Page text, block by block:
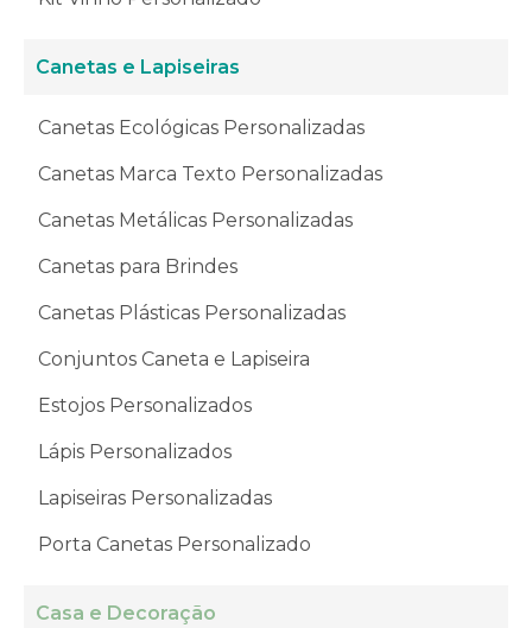
Canetas e Lapiseiras
Canetas Ecológicas Personalizadas
Canetas Marca Texto Personalizadas
Canetas Metálicas Personalizadas
Canetas para Brindes
Canetas Plásticas Personalizadas
Conjuntos Caneta e Lapiseira
Estojos Personalizados
Lápis Personalizados
Lapiseiras Personalizadas
Porta Canetas Personalizado
Casa e Decoração